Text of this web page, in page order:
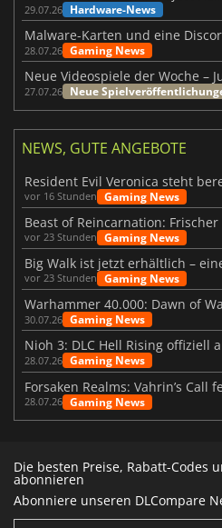
29.07.26 Hardware-News
28.07.26 Gaming News
Neue Videospiele der Woche –
27.07.26 Neue
NEWS, GUTE ANGEBOTE
vor 16 Stunden Gaming News
vor 23 Stunden Gaming News
vor 23 Stunden Gaming News
30.07.26 Gaming News
Nioh 3: DLC Hell Rising offiziell
28.07.26 Gaming News
28.07.26 Gaming News
Die besten Preise, Rabatt-Codes
abonnieren
Abonniere unseren DLCompare